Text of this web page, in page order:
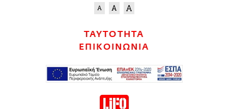
ΤΑΥΤΟΤΗΤΑ
ΕΠΙΚΟΙΝΩΝΙΑ